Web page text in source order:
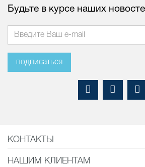
Будьте в курсе наших
подписаться
КОНТАКТЫ
НАШИМ КЛИЕНТАМ